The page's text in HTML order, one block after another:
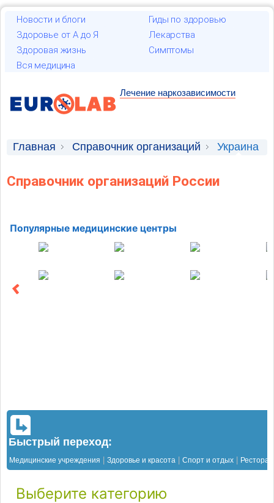
Новости и блоги
Гиды по здоровью
Здоровье от А до Я
Лекарства
Здоровая жизнь
Симптомы
Вся медицина
Лечение наркозависимости
Главная Справочник организаций Украина
Справочник организаций России
Популярные медицинские центры
Быстрый переход:
Медицинские учреждения Здоровье и красота Спорт и отдых
Выберите категорию